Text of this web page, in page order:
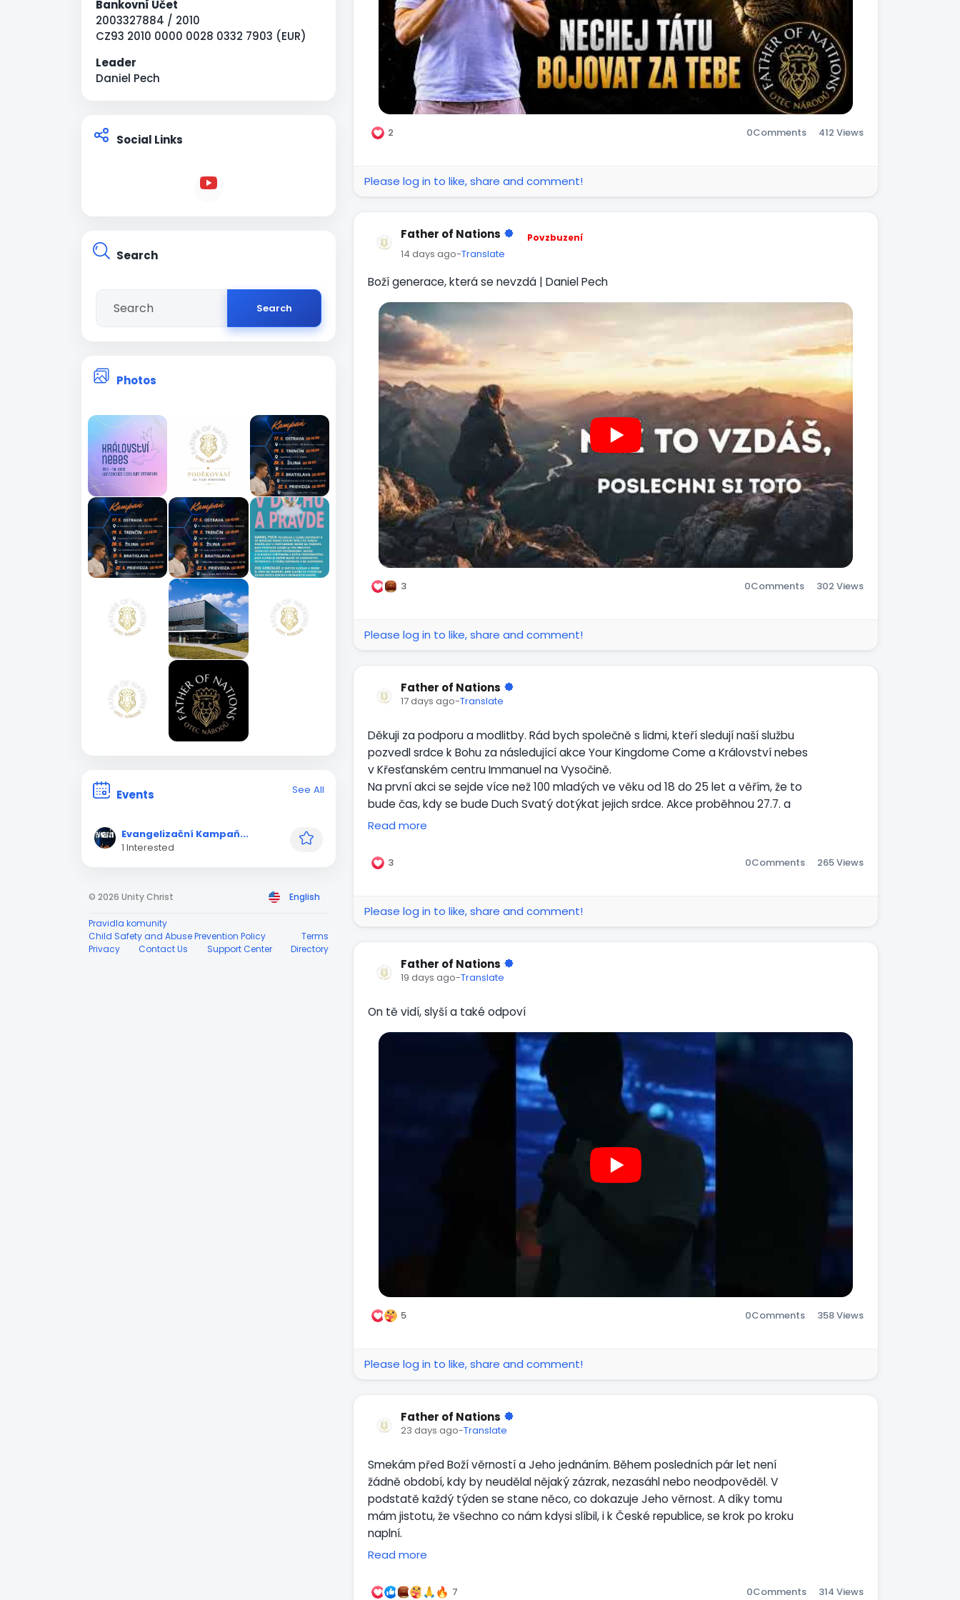
Bankovní Účet
2003327884 / 2010
CZ93 2010 0000 0028 0332 7903 (EUR)
Leader
Daniel Pech
Social Links
Search
Search
Photos
See All
Events
Evangelizační Kampaň...
1 Interested
© 2026 Unity Christ English
Pravidla komunity
Child Safety and Abuse Prevention Policy
Terms
Privacy
Contact Us Support Center Directory
2 0Comments 412 Views
Please log in to like, share and comment!
Father of Nations Povzbuzení
14 days ago-Translate
Boží generace, která se nevzdá | Daniel Pech
3 0Comments 302 Views
Please log in to like, share and comment!
Father of Nations
17 days ago-Translate
Děkuji za podporu a modlitby. Rád bych společně s lidmi, kteří sledují naší službu
pozvedl srdce k Bohu za následující akce Your Kingdome Come a Království nebes
v Křesťanském centru Immanuel na Vysočině.
Na první akci se sejde více než 100 mladých ve věku od 18 do 25 let a věřím, že to
bude čas, kdy se bude Duch Svatý dotýkat jejich srdce. Akce proběhnou 27.7. a
31.7.
Read more
3 0Comments 265 Views
Please log in to like, share and comment!
Father of Nations
19 days ago-Translate
On tě vidí, slyší a také odpoví
5 0Comments 358 Views
Please log in to like, share and comment!
Father of Nations
23 days ago-Translate
Smekám před Boží věrností a Jeho jednáním. Během posledních pár let není
žádně období, kdy by neudělal nějaký zázrak, nezasáhl nebo neodpověděl. V
podstatě každý týden se stane něco, co dokazuje Jeho věrnost. A díky tomu
mám jistotu, že všechno co nám kdysi slíbil, i k České republice, se krok po kroku
naplní.
Božím poli v České republice a na Slovensku. Jen On ví co všechno udělá a kam
Read more
7 0Comments 314 Views